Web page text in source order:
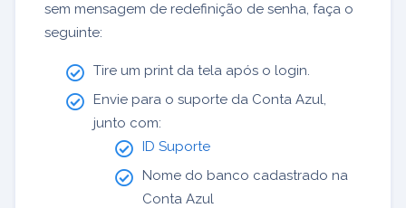
sem mensagem de redefinição de senha, faça o
seguinte:
Tire um print da tela após o login.
Envie para o suporte da Conta Azul,
junto com:
ID Suporte
Nome do banco cadastrado na
Conta Azul